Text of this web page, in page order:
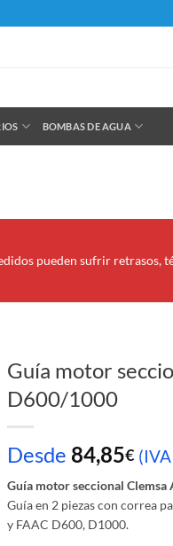
BOMBAS DE AGUA
pueden sufrir retrasos,
Guía motor
D600/1000
Desde 84,85€
Guía motor seccional
Guía en 2 piezas con correa
y FAAC D600, D1000.